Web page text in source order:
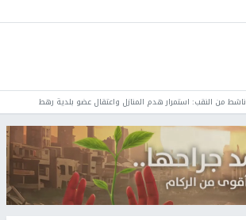
ناشط من النقب: استمرار هدم المنازل واعتقال عضو بلدية رهط